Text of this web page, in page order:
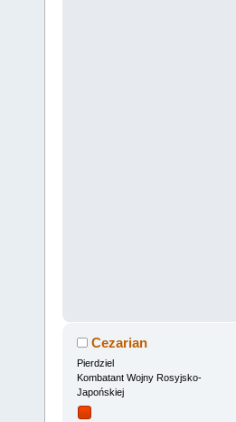
Cezarian
Pierdziel
Kombatant Wojny Rosyjsko-
Japońskiej